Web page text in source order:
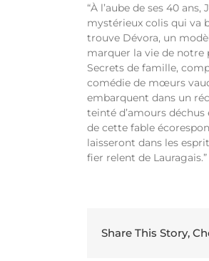
“À l’aube de ses 40
mystérieux colis qui va
trouve Dévora, un
marquer la vie de
Secrets de famille,
comédie de mœurs
embarquent dans un
teinté d’amours
de cette fable
laisseront dans les
fier relent de Lauragais.”
Share This Story,